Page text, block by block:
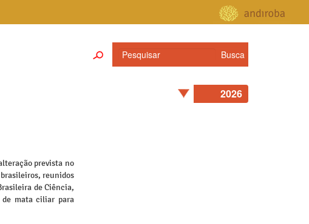
prevista no
reunidos
de Ciência,
de mata ciliar para